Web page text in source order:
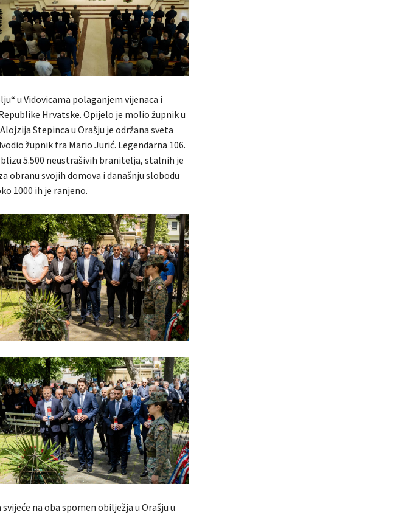
u Vidovicama polaganjem vijenaca i
Hrvatske. Opijelo je molio župnik u
Stepinca u Orašju je održana sveta
župnik fra Mario Jurić. Legendarna 106.
5.500 neustrašivih branitelja, stalnih je
obranu svojih domova i današnju slobodu
1000 ih je ranjeno.
na oba spomen obilježja u Orašju u